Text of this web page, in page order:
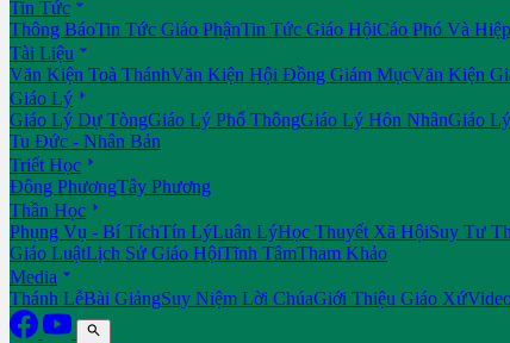
Tin Tức
Thông BáoTin Tức Giáo PhậnTin Tức Giáo HộiCáo Phó Và
Tài Liệu 
Văn Kiện Toà ThánhVăn Kiện Hội Đồng Giám MụcVăn Kiện
Giáo Lý 
Giáo Lý Dự TòngGiáo Lý Phổ ThôngGiáo Lý Hôn NhânGiáo
Tu Đức - Nhân Bản
Triết Học 
Đông PhươngTây Phương
Thần Học 
Phụng Vụ - Bí TíchTín LýLuân LýHọc Thuyết Xã HộiSuy Tư
Giáo LuậtLịch Sử Giáo HộiTĩnh TâmTham Khảo
Media 
Thánh LễBài GiảngSuy Niệm Lời ChúaGiới Thiệu Giáo Xứ
